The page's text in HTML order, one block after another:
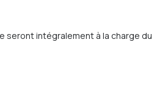
seront intégralement à la charge du